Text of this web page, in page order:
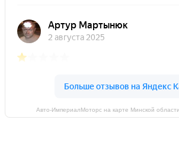
Авто-ИмпериалМоторс на карте Минской